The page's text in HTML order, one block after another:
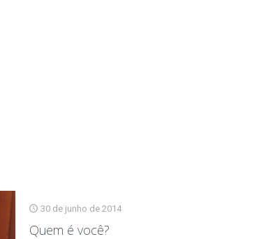
30 de junho de 2014
Quem é você?